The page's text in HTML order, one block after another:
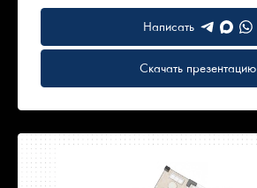
Написать
Скачать презентацию